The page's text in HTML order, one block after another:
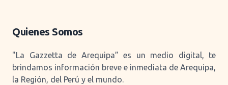
Quienes Somos
"La Gazzetta de Arequipa” es un medio digital, te
brindamos información breve e inmediata de Arequipa,
la Región, del Perú y el mundo.